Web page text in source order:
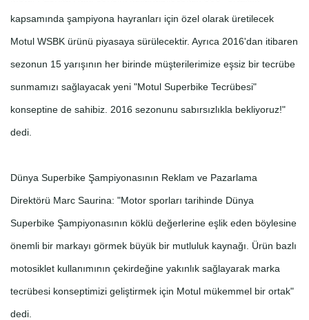
kapsamında şampiyona hayranları için özel olarak üretilecek
Motul WSBK ürünü piyasaya sürülecektir. Ayrıca 2016'dan itibaren
sezonun 15 yarışının her birinde müşterilerimize eşsiz bir tecrübe
sunmamızı sağlayacak yeni "Motul Superbike Tecrübesi"
konseptine de sahibiz. 2016 sezonunu sabırsızlıkla bekliyoruz!"
dedi.
Dünya Superbike Şampiyonasının Reklam ve Pazarlama
Direktörü Marc Saurina: "Motor sporları tarihinde Dünya
Superbike Şampiyonasının köklü değerlerine eşlik eden böylesine
önemli bir markayı görmek büyük bir mutluluk kaynağı. Ürün bazlı
motosiklet kullanımının çekirdeğine yakınlık sağlayarak marka
tecrübesi konseptimizi geliştirmek için Motul mükemmel bir ortak"
dedi.